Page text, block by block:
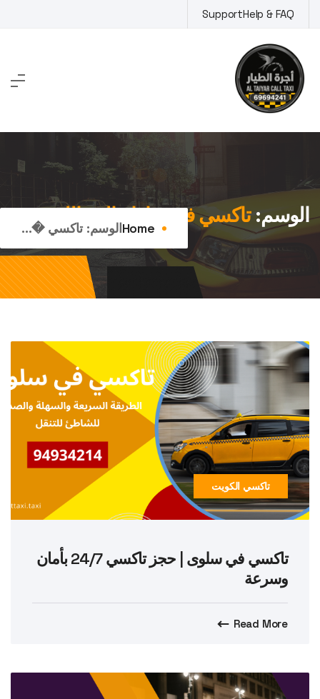
to
content
Help & FAQ
Support
الوسم:تاكسي في مبارك العبدالله
Homeالوسم: تاكسي �...
تاكسي الكويت
تاكسي في سلوى | حجز تاكسي 24/7 بأمان
وسرعة
Read More